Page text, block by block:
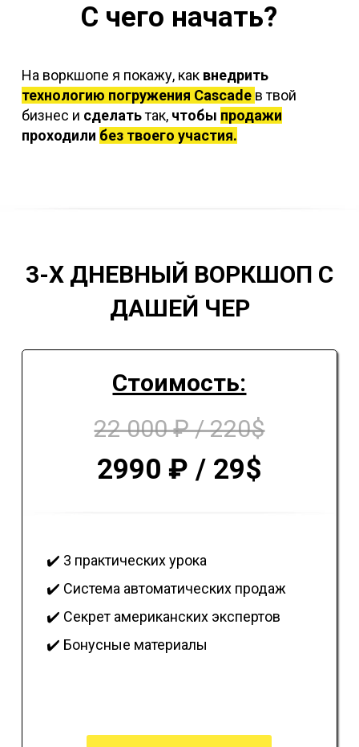
С чего начать?
На воркшопе я покажу, как внедрить
технологию погружения Cascade в твой
бизнес и сделатьтак, чтобы продажи
проходили без твоего участия.
3-Х ДНЕВНЫЙ ВОРКШОП С
ДАШЕЙ ЧЕР
Стоимость:
22 000 ₽ / 220$
2990 ₽ / 29$
✔️ 3 практических урока
✔️ Система автоматических продаж
✔️ Секрет американских экспертов
✔️ Бонусные материалы